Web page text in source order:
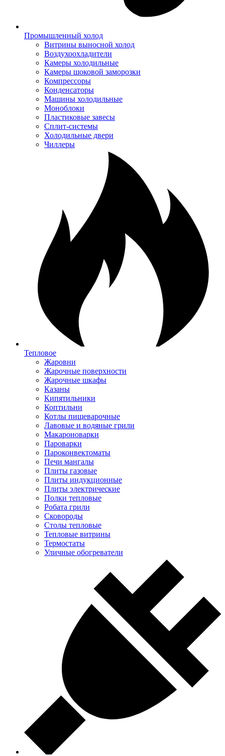
Промышленный холод
Витрины выносной холод
Воздухоохладители
Камеры холодильные
Камеры шоковой заморозки
Компрессоры
Конденсаторы
Машины холодильные
Моноблоки
Пластиковые завесы
Сплит-системы
Холодильные двери
Чиллеры
Тепловое
Жаровни
Жарочные поверхности
Жарочные шкафы
Казаны
Кипятильники
Коптильни
Котлы пищеварочные
Лавовые и водяные грили
Макароноварки
Пароварки
Пароконвектоматы
Печи мангалы
Плиты газовые
Плиты индукционные
Плиты электрические
Полки тепловые
Робата грили
Сковороды
Столы тепловые
Тепловые витрины
Термостаты
Уличные обогреватели